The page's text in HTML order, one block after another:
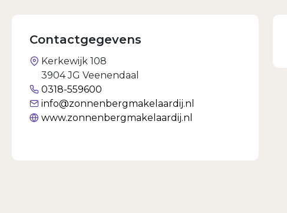
Contactgegevens
Kerkewijk 108
3904 JG Veenendaal
0318-559600
info@zonnenbergmakelaardij.nl
www.zonnenbergmakelaardij.nl